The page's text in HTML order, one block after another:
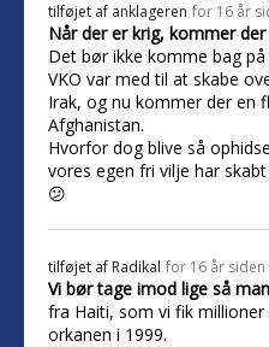
tilføjet af anklageren for 16 år
Når der er krig, kommer
Det bør ikke komme bag på
VKO var med til at skabe
Irak, og nu kommer der en
Afghanistan.
Hvorfor dog blive så
vores egen fri vilje har
😕
tilføjet af Radikal for 16 år siden
Vi bør tage imod lige så
fra Haiti, som vi fik
orkanen i 1999.